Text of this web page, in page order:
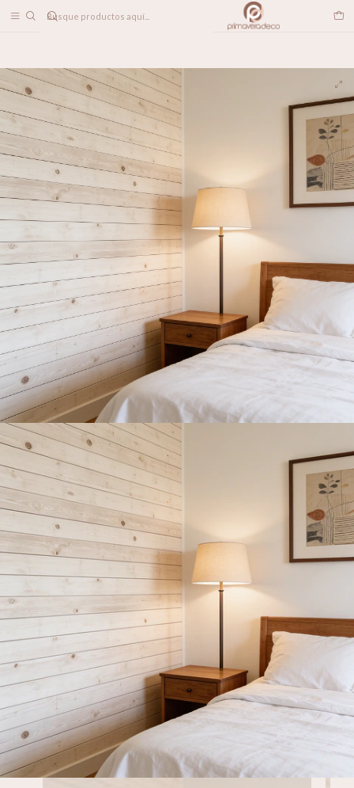
PAPELES MURALES TEXTURADOS Madera Natural